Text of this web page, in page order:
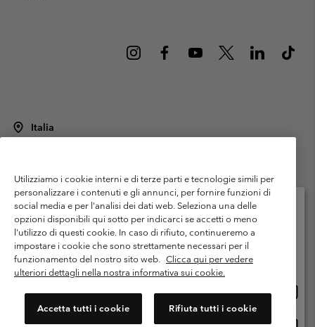
Italia
Termini di utilizzo
Condizioni Generali di Venditaa
Garanzia
Politica sulla privacy
Termini e condizioni del programma di membership
Condizioni di utilizzo dei contenuti generati dagli utenti
Impressum
Cookies
Public CBCR
Servizio clienti: Lun. - ven. 9:00 - 13:00 & 14:00- 18:00
(+)390694804176
Utilizziamo i cookie interni e di terze parti e tecnologie simili per
personalizzare i contenuti e gli annunci, per fornire funzioni di
social media e per l'analisi dei dati web. Seleziona una delle
opzioni disponibili qui sotto per indicarci se accetti o meno
l'utilizzo di questi cookie. In caso di rifiuto, continueremo a
impostare i cookie che sono strettamente necessari per il
funzionamento del nostro sito web. Clicca qui per vedere
ulteriori dettagli nella nostra informativa sui cookie.
Accetta tutti i cookie Rifiuta tutti i cookie
Seleziona il paese di spedizione e la lingua
Shopping online disponibile
online
Italia